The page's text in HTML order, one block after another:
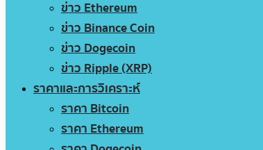
ข่าว Ethereum
ข่าว Binance Coin
ข่าว Dogecoin
ข่าว Ripple (XRP)
ราคาและการวิเคราะห์
ราคา Bitcoin
ราคา Ethereum